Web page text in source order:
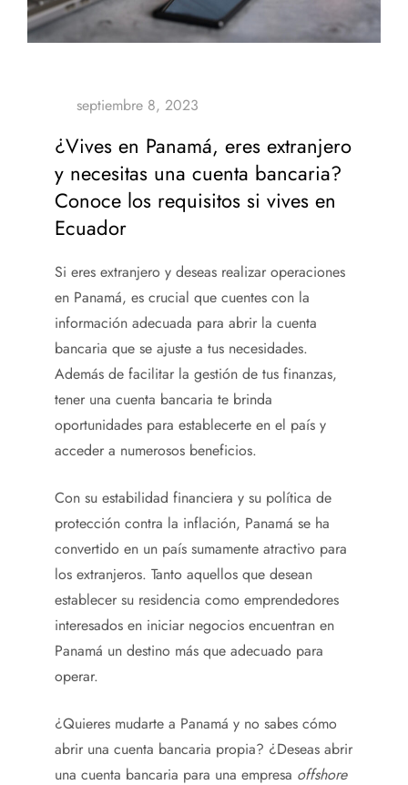
¿Vives en Panamá, eres extranjero
y necesitas una cuenta bancaria?
Conoce los requisitos si vives en
Ecuador
Si eres extranjero y deseas realizar operaciones
en Panamá, es crucial que cuentes con la
información adecuada para abrir la cuenta
bancaria que se ajuste a tus necesidades.
Además de facilitar la gestión de tus finanzas,
tener una cuenta bancaria te brinda
oportunidades para establecerte en el país y
acceder a numerosos beneficios.
Con su estabilidad financiera y su política de
protección contra la inflación, Panamá se ha
convertido en un país sumamente atractivo para
los extranjeros. Tanto aquellos que desean
establecer su residencia como emprendedores
interesados en iniciar negocios encuentran en
Panamá un destino más que adecuado para
operar.
¿Quieres mudarte a Panamá y no sabes cómo
abrir una cuenta bancaria propia? ¿Deseas abrir
una cuenta bancaria para una empresa offshore